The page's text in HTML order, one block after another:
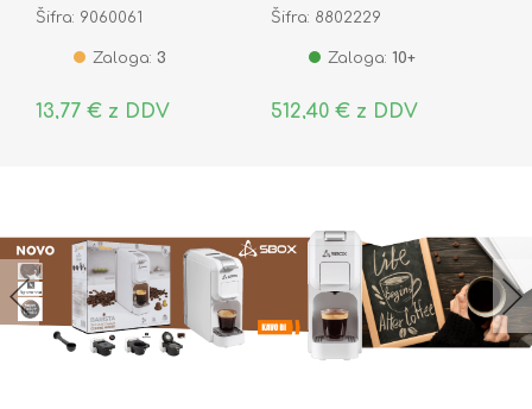
Šifra: 9060061
Zaloga: 3
13,77 € z DDV
NucBox črn
Šifra: 8802229
Zaloga: 10+
512,40 € z DDV